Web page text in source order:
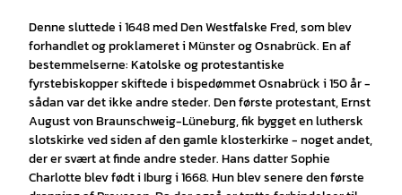
Denne sluttede i 1648 med Den Westfalske Fred, som blev
forhandlet og proklameret i Münster og Osnabrück. En af
bestemmelserne: Katolske og protestantiske
fyrstebiskopper skiftede i bispedømmet Osnabrück i 150 år -
sådan var det ikke andre steder. Den første protestant, Ernst
August von Braunschweig-Lüneburg, fik bygget en luthersk
slotskirke ved siden af den gamle klosterkirke - noget andet,
der er svært at finde andre steder. Hans datter Sophie
Charlotte blev født i Iburg i 1668. Hun blev senere den første